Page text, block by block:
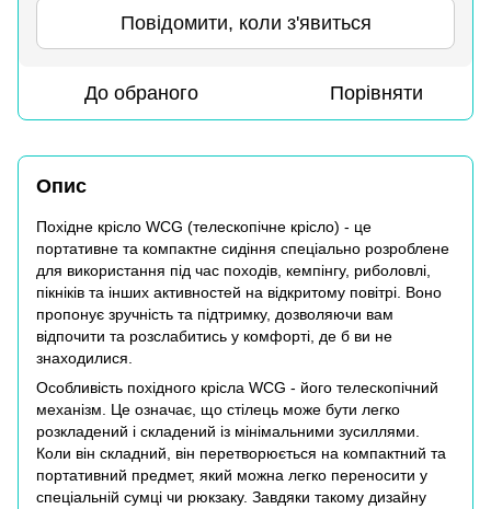
Повідомити, коли з'явиться
До обраного Порівняти
Опис
Похідне крісло WCG (телескопічне крісло) - це
портативне та компактне сидіння спеціально розроблене
для використання під час походів, кемпінгу, риболовлі,
пікніків та інших активностей на відкритому повітрі. Воно
пропонує зручність та підтримку, дозволяючи вам
відпочити та розслабитись у комфорті, де б ви не
знаходилися.
Особливість похідного крісла WCG - його телескопічний
механізм. Це означає, що стілець може бути легко
розкладений і складений із мінімальними зусиллями.
Коли він складний, він перетворюється на компактний та
портативний предмет, який можна легко переносити у
спеціальній сумці чи рюкзаку. Завдяки такому дизайну